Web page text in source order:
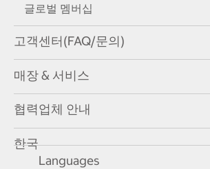
글로벌 멤버십
고객센터(FAQ/문의)
매장 & 서비스
협력업체 안내
한국
Languages